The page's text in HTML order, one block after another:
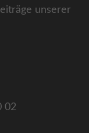
unserer
02